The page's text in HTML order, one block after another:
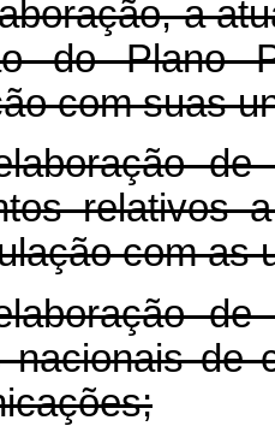
a
do Plano
com suas
de
relativos
com as
de
nacionais de